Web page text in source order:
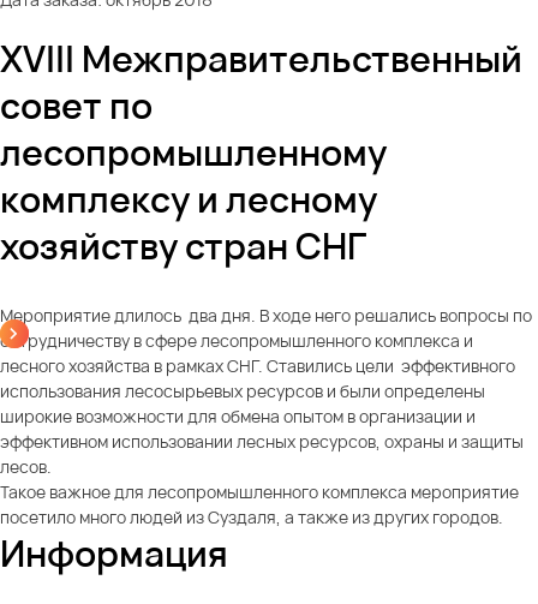
XVIII Межправительственный
совет по
лесопромышленному
комплексу и лесному
хозяйству стран СНГ
Мероприятие длилось два дня. В ходе него решались вопросы по
сотрудничеству в сфере лесопромышленного комплекса и
лесного хозяйства в рамках СНГ. Ставились цели эффективного
использования лесосырьевых ресурсов и были определены
широкие возможности для обмена опытом в организации и
эффективном использовании лесных ресурсов, охраны и защиты
лесов.
Такое важное для лесопромышленного комплекса мероприятие
посетило много людей из Суздаля, а также из других городов.
Информация